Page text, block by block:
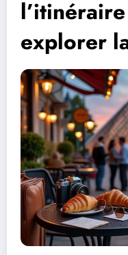
explorer